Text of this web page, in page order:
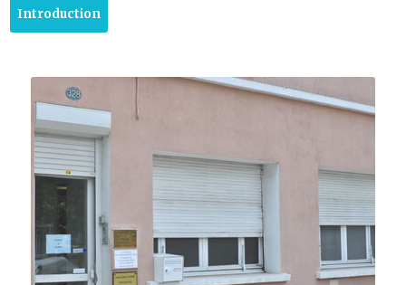
Introduction